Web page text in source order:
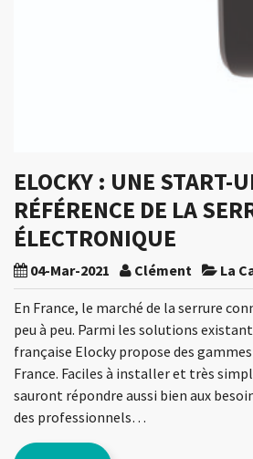
ELOCKY : UNE START-
RÉFÉRENCE DE LA
ÉLECTRONIQUE
04-Mar-2021 Clément La
En France, le marché de la serrure
peu à peu. Parmi les solutions
française Elocky propose des
France. Faciles à installer et très
sauront répondre aussi bien aux
des professionnels…